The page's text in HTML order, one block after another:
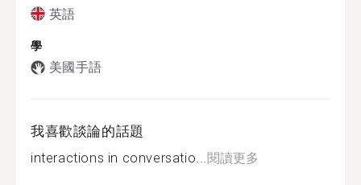
英語
學
美國手語
我喜歡談論的話題
interactions in conversatio...閱讀更多